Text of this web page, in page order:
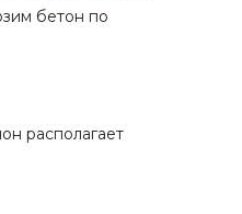
бетон по
располагает